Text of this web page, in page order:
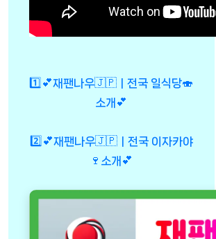
1️⃣💕재팬나우🇯🇵ㅣ전국 일식당🍣
소개💕
2️⃣💕재팬나우🇯🇵ㅣ전국 이자카야
🍷소개💕